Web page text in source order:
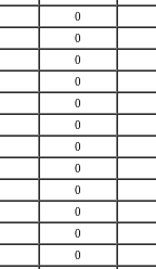
0
0
0
0
0
0
0
0
0
0
0
0